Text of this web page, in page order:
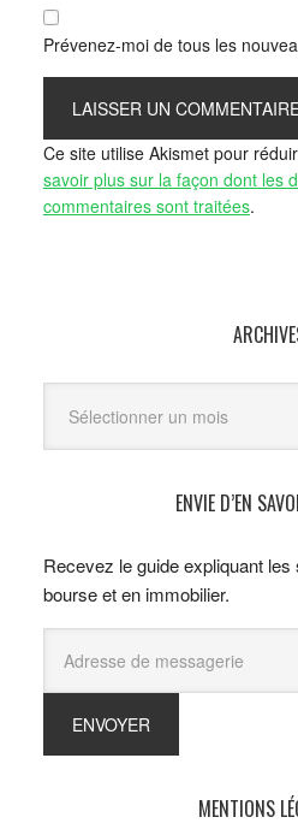
Prévenez-moi de tous les
Ce site utilise Akismet pour
savoir plus sur la façon dont les
commentaires sont traitées.
ENVIE D’EN
Recevez le guide expliquant
bourse et en immobilier.
MENTIONS